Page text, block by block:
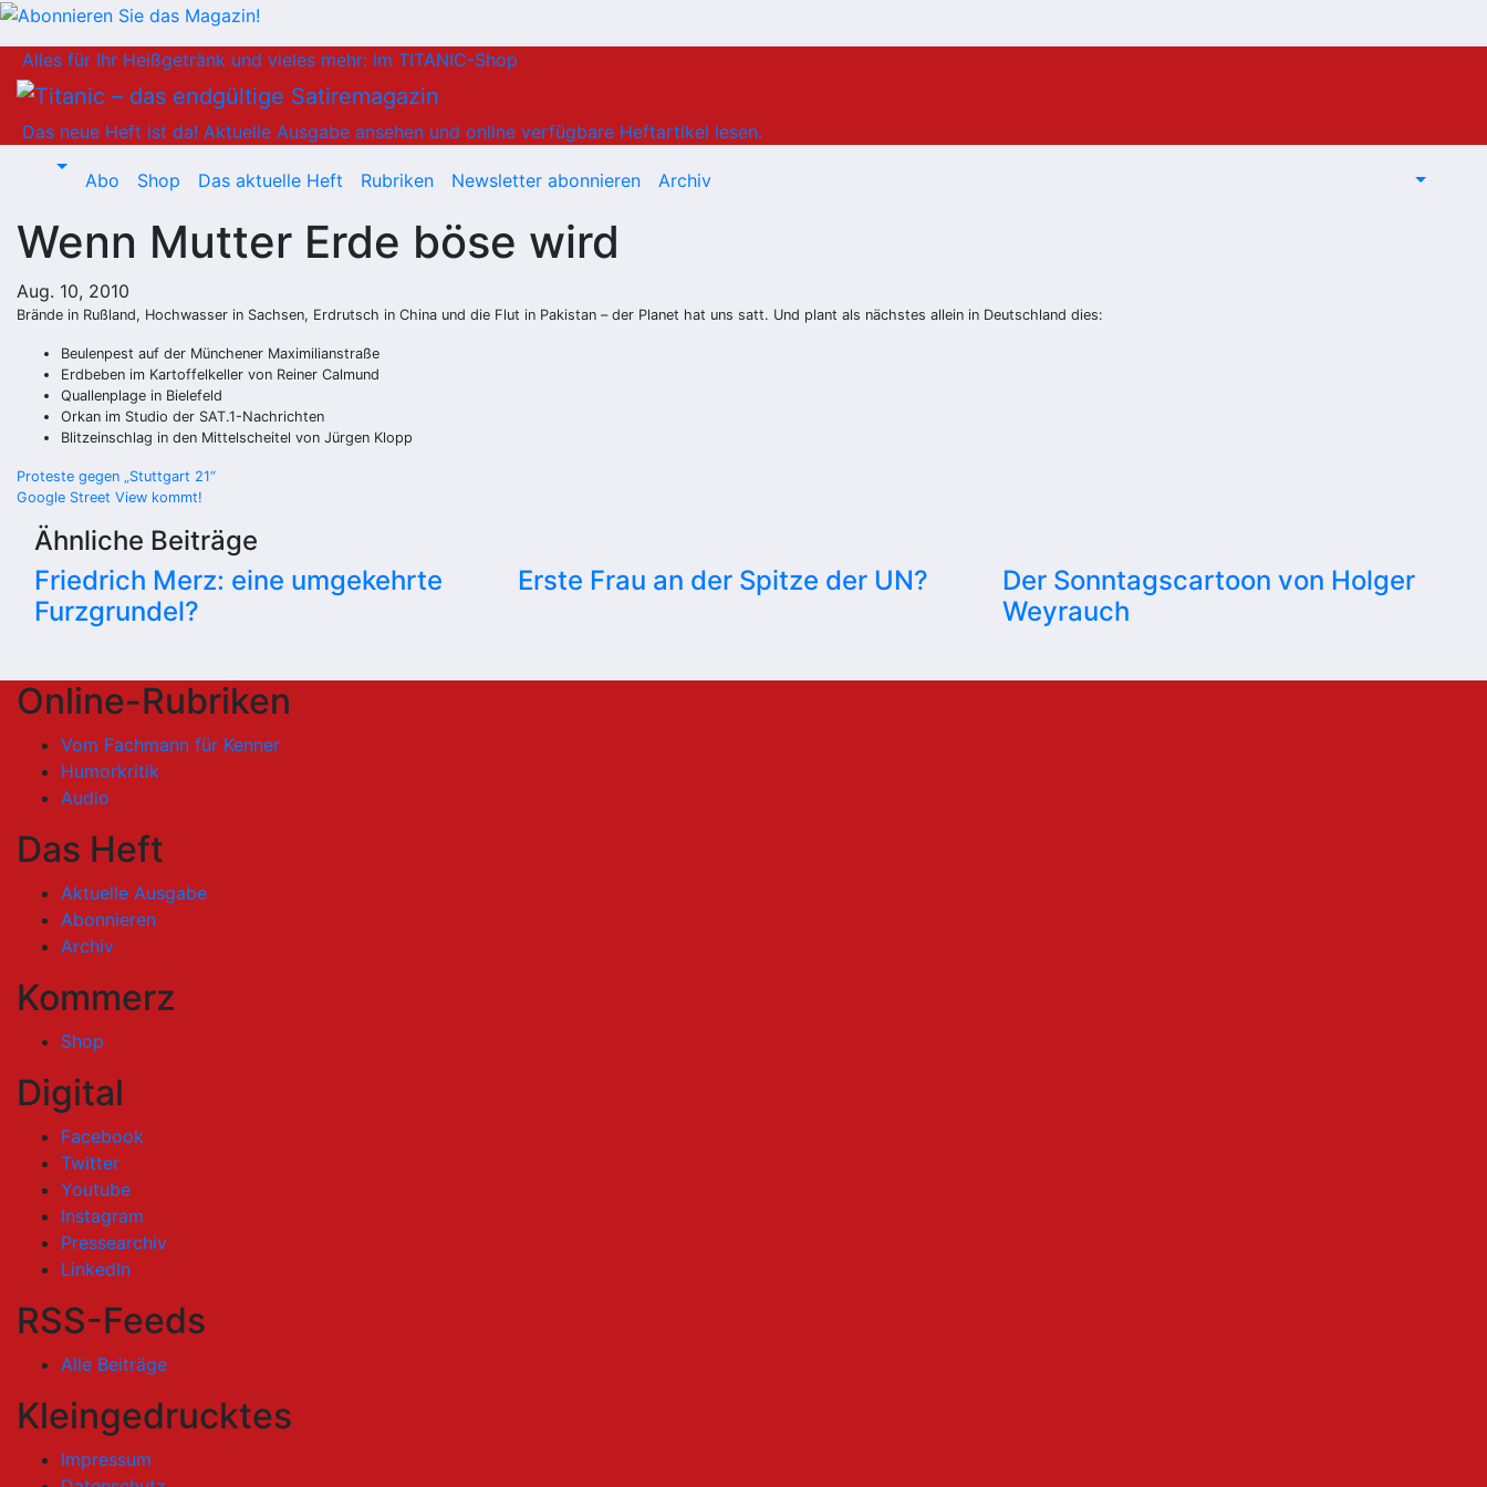
Inhalt
springen
Alles für Ihr Heißgetränk und vieles mehr: im TITANIC-Shop
Das neue Heft ist da! Aktuelle Ausgabe ansehen und online verfügbare Heftartikel lesen.
Abo Shop Das aktuelle Heft Rubriken Newsletter abonnieren Archiv
Wenn Mutter Erde böse wird
Aug. 10, 2010
Brände in Rußland, Hochwasser in Sachsen, Erdrutsch in China und die Flut in Pakistan – der Planet hat uns satt. Und plant als nächstes allein in Deutschland dies:
Beulenpest auf der Münchener Maximilianstraße
Erdbeben im Kartoffelkeller von Reiner Calmund
Quallenplage in Bielefeld
Orkan im Studio der SAT.1-Nachrichten
Blitzeinschlag in den Mittelscheitel von Jürgen Klopp
Beitragsnavigation
Proteste gegen „Stuttgart 21“
Google Street View kommt!
Ähnliche Beiträge
Friedrich Merz: eine umgekehrte
Furzgrundel?
Erste Frau an der Spitze der UN?
Der Sonntagscartoon von Holger
Weyrauch
Online-Rubriken
Vom Fachmann für Kenner
Humorkritik
Audio
Das Heft
Aktuelle Ausgabe
Abonnieren
Archiv
Kommerz
Shop
Digital
Facebook
Twitter
Youtube
Instagram
Pressearchiv
LinkedIn
RSS-Feeds
Alle Beiträge
Kleingedrucktes
Impressum